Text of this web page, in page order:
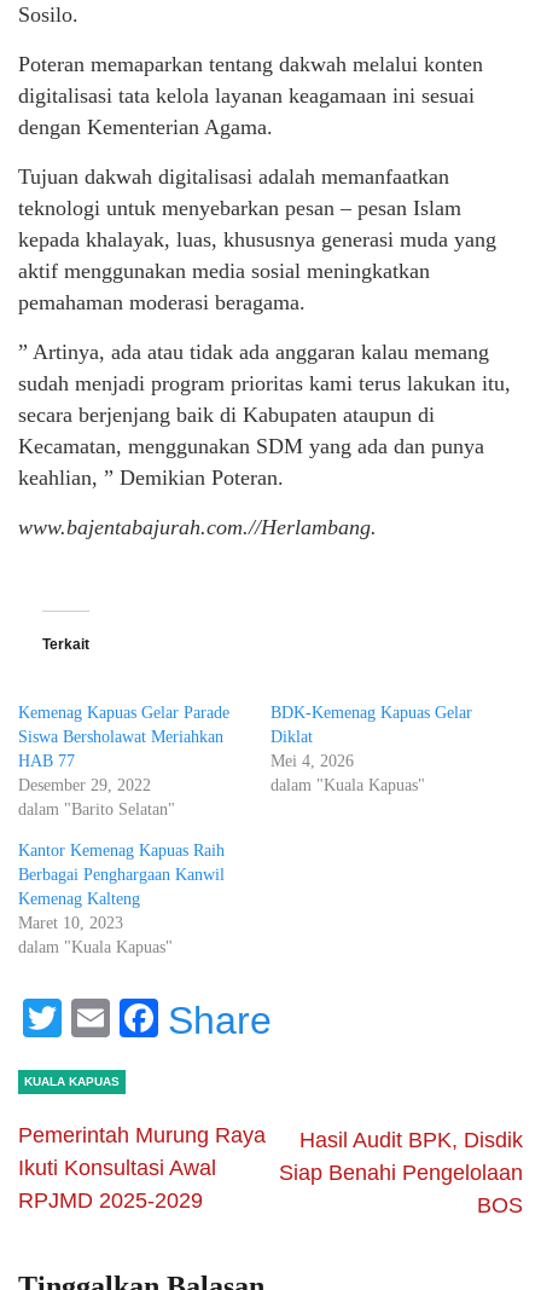
Sosilo.
Poteran memaparkan tentang dakwah melalui konten
digitalisasi tata kelola layanan keagamaan ini sesuai
dengan Kementerian Agama.
Tujuan dakwah digitalisasi adalah memanfaatkan
teknologi untuk menyebarkan pesan – pesan Islam
kepada khalayak, luas, khususnya generasi muda yang
aktif menggunakan media sosial meningkatkan
pemahaman moderasi beragama.
” Artinya, ada atau tidak ada anggaran kalau memang
sudah menjadi program prioritas kami terus lakukan itu,
secara berjenjang baik di Kabupaten ataupun di
Kecamatan, menggunakan SDM yang ada dan punya
keahlian, ” Demikian Poteran.
www.bajentabajurah.com.//Herlambang.
Terkait
Kemenag Kapuas Gelar Parade
Siswa Bersholawat Meriahkan
HAB 77
Desember 29, 2022
dalam "Barito Selatan"
BDK-Kemenag Kapuas Gelar
Diklat
Mei 4, 2026
dalam "Kuala Kapuas"
Kantor Kemenag Kapuas Raih
Berbagai Penghargaan Kanwil
Kemenag Kalteng
Maret 10, 2023
dalam "Kuala Kapuas"
Twitter
EmailFacebook
Share
KUALA KAPUAS
Pemerintah Murung Raya
Ikuti Konsultasi Awal
RPJMD 2025-2029
Hasil Audit BPK, Disdik
Siap Benahi Pengelolaan
BOS